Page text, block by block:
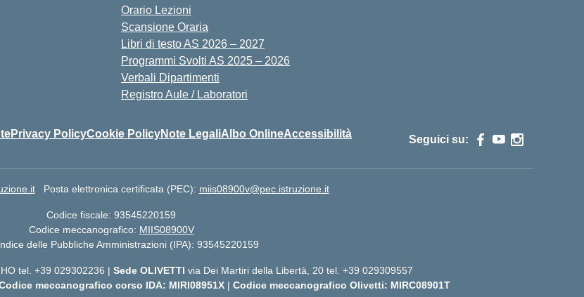
Orario Lezioni
Scansione Oraria
Libri di testo AS 2026 – 2027
Programmi Svolti AS 2025 – 2026
Verbali Dipartimenti
Registro Aule / Laboratori
Privacy PolicyCookie PolicyNote LegaliAlbo OnlineAccessibilità Seguici su:
Posta elettronica certificata (PEC): miis08900v@pec.istruzione.it
Codice fiscale: 93545220159
Codice meccanografico: MIIS08900V
delle Pubbliche Amministrazioni (IPA): 93545220159
tel. +39 029302236 | Sede OLIVETTI via Dei Martiri della Libertà, 20 tel. +39 029309557
meccanografico corso IDA: MIRI08951X | Codice meccanografico Olivetti: MIRC08901T